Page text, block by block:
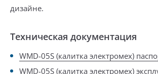
дизайне.
Техническая документация
WMD-05S (калитка электромех)
WMD-05S (калитка электромех)